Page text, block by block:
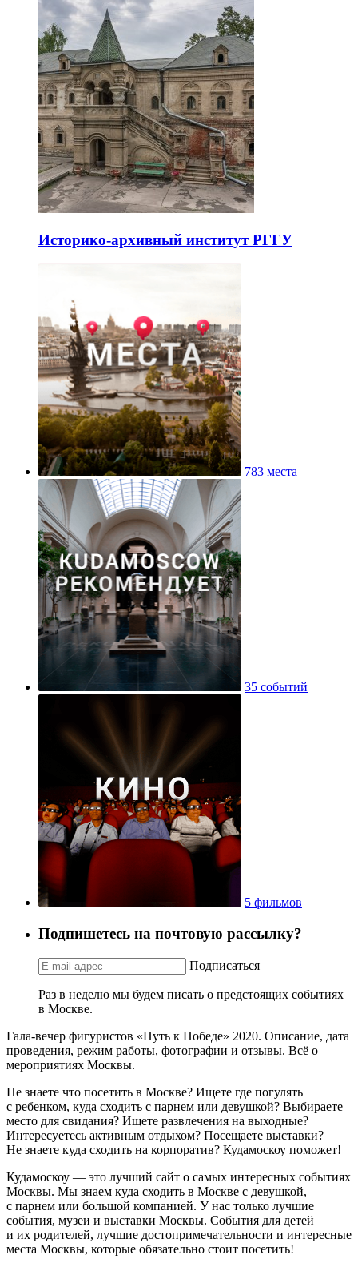
Историко-архивный институт РГГУ
783 места
35 событий
5 фильмов
Подпишетесь на почтовую рассылку?
Подписаться
Раз в неделю мы будем писать о предстоящих событиях
в Москве.
Гала-вечер фигуристов «Путь к Победе» 2020. Описание, дата
проведения, режим работы, фотографии и отзывы. Всё о
мероприятиях Москвы.
Не знаете что посетить в Москве? Ищете где погулять
с ребенком, куда сходить с парнем или девушкой? Выбираете
место для свидания? Ищете развлечения на выходные?
Интересуетесь активным отдыхом? Посещаете выставки?
Не знаете куда сходить на корпоратив? Кудамоскоу поможет!
Кудамоскоу — это лучший сайт о самых интересных событиях
Москвы. Мы знаем куда сходить в Москве с девушкой,
с парнем или большой компанией. У нас только лучшие
события, музеи и выставки Москвы. События для детей
и их родителей, лучшие достопримечательности и интересные
места Москвы, которые обязательно стоит посетить!